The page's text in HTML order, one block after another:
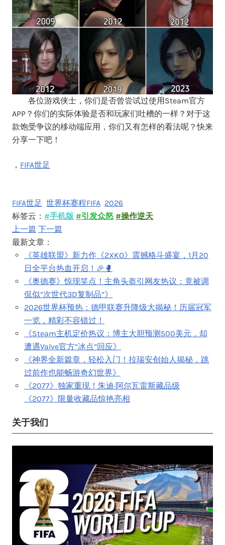
各位游戏侠士，你们是否曾尝试过使用Steam官方
APP？你们的实际体验是否和玩家们吐槽的一样？对于这
款饱受争议的移动端应用，你们又有怎样的看法呢？快来
分享一下吧！
， FIFA世足
FIFA世足 世界杯赛程FIFA 2026
标签云： #手机版 #引发众怒 #操作逆天
上一篇 下一篇
最新文章：
《英雄联盟》新力作《2XKO》震撼格斗盛宴，1月20
日全平台热血开启！🎉🥊
《奥德赛》惊现笑点！主角头盔引网友热议：竟被调
侃似“次世代3D复制品”》
2026世界杯预热：德甲联赛升降级大揭秘！历届冠军
一览，精彩不容错过！
《Steam主机定价热议：博主大胆预测500美元，却
遭遇Valve官方“冰点”回应》
《神界全新篇章，轻松入门！拉瑞安创始人揭秘，跳
过前作也能畅游奇幻世界》
《2077》独家重现！朱迪·阿尔瓦雷斯藏品级
《2077》限量收藏品惊艳亮相
关于我们